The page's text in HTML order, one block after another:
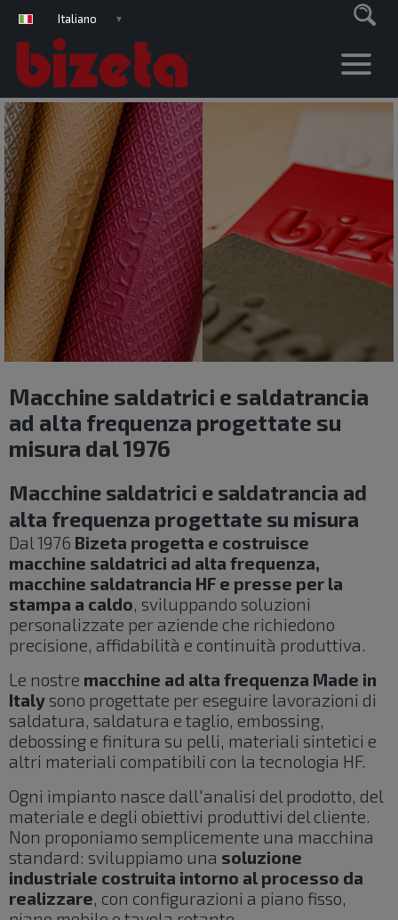
Italiano ▼
Macchine saldatrici e saldatrancia
ad alta frequenza progettate su
misura dal 1976
Macchine saldatrici e saldatrancia ad
alta frequenza progettate su misura
Dal 1976 Bizeta progetta e costruisce
macchine saldatrici ad alta frequenza,
macchine saldatrancia HF e presse per la
stampa a caldo, sviluppando soluzioni
personalizzate per aziende che richiedono
precisione, affidabilità e continuità produttiva.
Le nostre macchine ad alta frequenza Made in
Italy sono progettate per eseguire lavorazioni di
saldatura, saldatura e taglio, embossing,
debossing e finitura su pelli, materiali sintetici e
altri materiali compatibili con la tecnologia HF.
Ogni impianto nasce dall'analisi del prodotto, del
materiale e degli obiettivi produttivi del cliente.
Non proponiamo semplicemente una macchina
standard: sviluppiamo una soluzione
industriale costruita intorno al processo da
realizzare, con configurazioni a piano fisso,